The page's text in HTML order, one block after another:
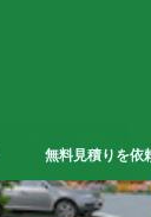
無料見積りを依